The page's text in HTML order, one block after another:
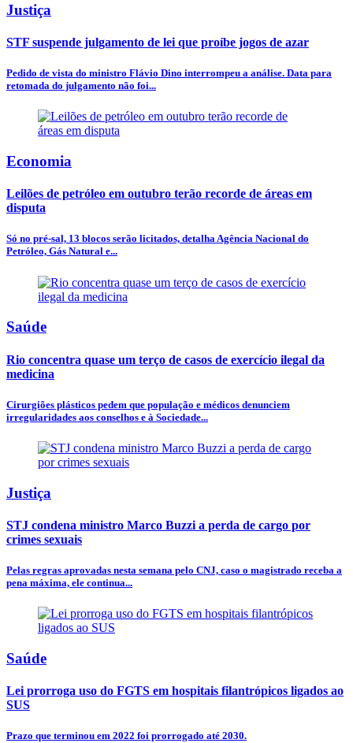
Justiça
STF suspende julgamento de lei que proíbe jogos de azar
Pedido de vista do ministro Flávio Dino interrompeu a análise. Data para
retomada do julgamento não foi...
Economia
Leilões de petróleo em outubro terão recorde de áreas em
disputa
Só no pré-sal, 13 blocos serão licitados, detalha Agência Nacional do
Petróleo, Gás Natural e...
Saúde
Rio concentra quase um terço de casos de exercício ilegal da
medicina
Cirurgiões plásticos pedem que população e médicos denunciem
irregularidades aos conselhos e à Sociedade...
Justiça
STJ condena ministro Marco Buzzi a perda de cargo por
crimes sexuais
Pelas regras aprovadas nesta semana pelo CNJ, caso o magistrado receba a
pena máxima, ele continua...
Saúde
Lei prorroga uso do FGTS em hospitais filantrópicos ligados ao
SUS
Prazo que terminou em 2022 foi prorrogado até 2030.